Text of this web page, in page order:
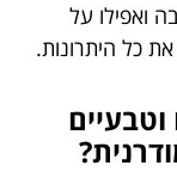
ואפילו על
כל היתרונות.